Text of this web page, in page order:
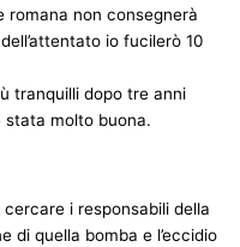
romana non consegnerà
io fucilerò 10
tranquilli dopo tre anni
stata molto buona.
i responsabili della
di quella bomba e l’eccidio